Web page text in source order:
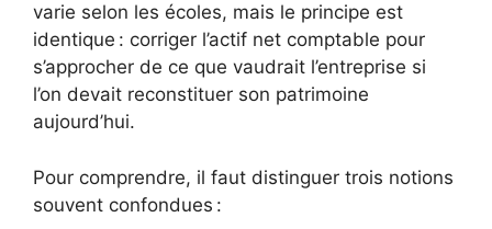
varie selon les écoles, mais le principe est
identique : corriger l’actif net comptable pour
s’approcher de ce que vaudrait l’entreprise si
l’on devait reconstituer son patrimoine
aujourd’hui.
Pour comprendre, il faut distinguer trois notions
souvent confondues :